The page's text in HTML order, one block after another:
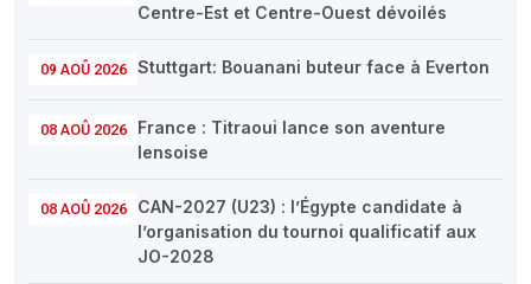
Centre-Est et Centre-Ouest dévoilés
09 AOÛ 2026 Stuttgart: Bouanani buteur face à Everton
08 AOÛ 2026
France : Titraoui lance son aventure
lensoise
08 AOÛ 2026
CAN-2027 (U23) : l’Égypte candidate à
l’organisation du tournoi qualificatif aux
JO-2028